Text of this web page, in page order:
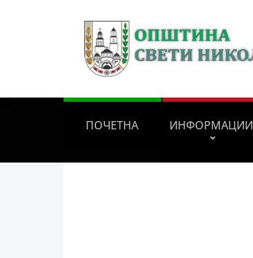
ПОЧЕТНА ИНФОРМАЦИИ